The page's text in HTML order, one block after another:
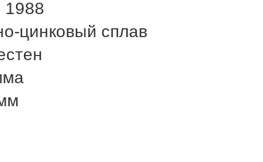
1988
цинковый сплав